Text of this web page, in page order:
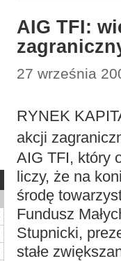
AIG TFI:
27 września
RYNEK
akcji
AIG TFI, który
liczy, że na
środę
Fundusz
Stupnicki,
stałe